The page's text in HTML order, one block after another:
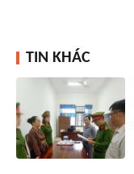
TIN KHÁC